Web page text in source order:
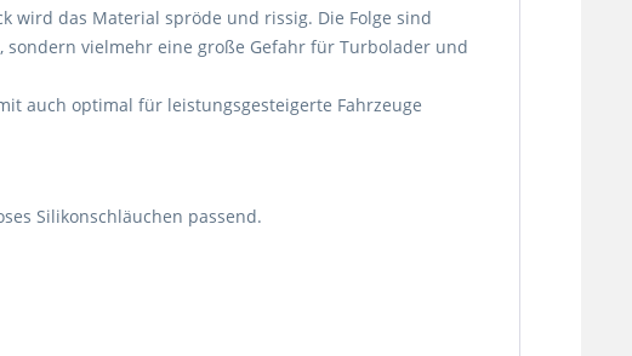
wird das Material spröde und rissig. Die Folge sind
vielmehr eine große Gefahr für Turbolader und
auch optimal für leistungsgesteigerte Fahrzeuge
Silikonschläuchen passend.